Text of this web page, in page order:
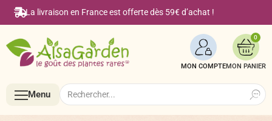
La livraison en France est offerte dès 59€ d’achat !
MON COMPTE
0
Menu
Search
for: